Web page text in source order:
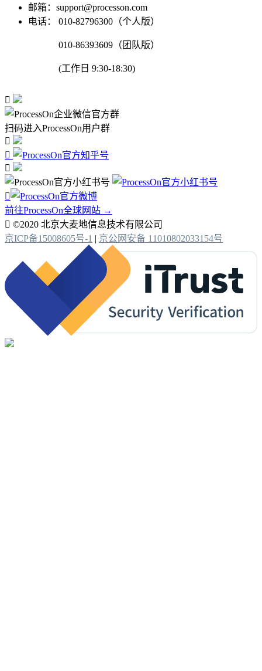
邮箱：support@processon.com
电话：
010-82796300（个人版）
010-86393609（团队版）
(工作日 9:30-18:30)

扫码进入ProcessOn用户群




前往ProcessOn全球网站 →
 ©2020 北京大麦地信息技术有限公司
京ICP备15008605号-1 | 京公网安备 11010802033154号